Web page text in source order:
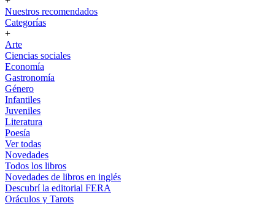
Nuestros recomendados
Categorías
+
Arte
Ciencias sociales
Economía
Gastronomía
Género
Infantiles
Juveniles
Literatura
Poesía
Ver todas
Novedades
Todos los libros
Novedades de libros en inglés
Descubrí la editorial FERA
Oráculos y Tarots